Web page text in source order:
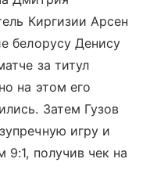
Киргизии Арсен
белорусу Денису
за титул
на этом его
Затем Гузов
игру и
получив чек на